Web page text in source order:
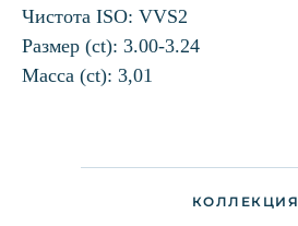
Чистота ISO: VVS2
Размер (ct): 3.00-3.24
Масса (ct): 3,01
КОЛЛЕКЦИЯ